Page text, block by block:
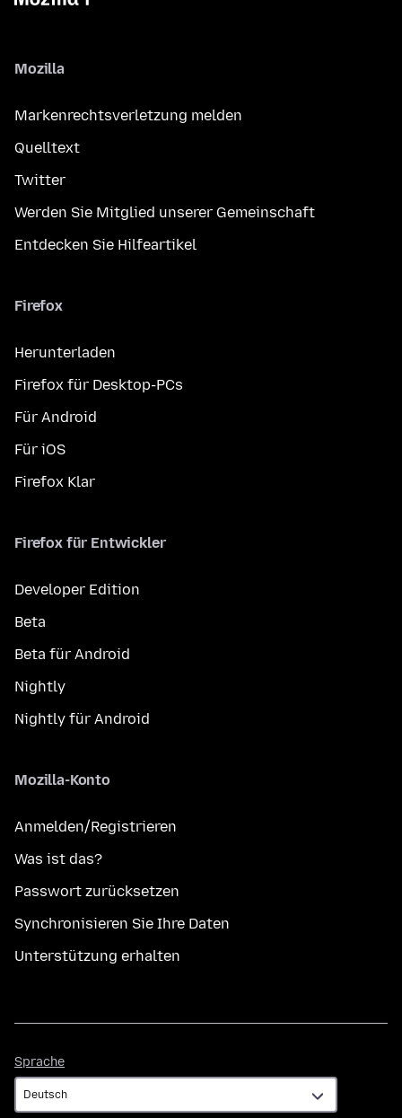
Mozilla
Markenrechtsverletzung melden
Quelltext
Twitter
Werden Sie Mitglied unserer Gemeinschaft
Entdecken Sie Hilfeartikel
Firefox
Herunterladen
Firefox für Desktop-PCs
Für Android
Für iOS
Firefox Klar
Firefox für Entwickler
Developer Edition
Beta
Beta für Android
Nightly
Nightly für Android
Mozilla-Konto
Anmelden/Registrieren
Was ist das?
Passwort zurücksetzen
Synchronisieren Sie Ihre Daten
Unterstützung erhalten
Sprache